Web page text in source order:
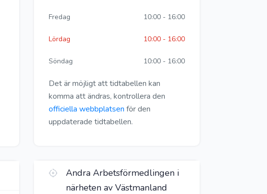
Fredag 10:00 - 16:00
Lördag 10:00 - 16:00
Söndag 10:00 - 16:00
Det är möjligt att tidtabellen kan
komma att ändras, kontrollera den
officiella webbplatsen för den
uppdaterade tidtabellen.
Andra Arbetsförmedlingen i
närheten av Västmanland